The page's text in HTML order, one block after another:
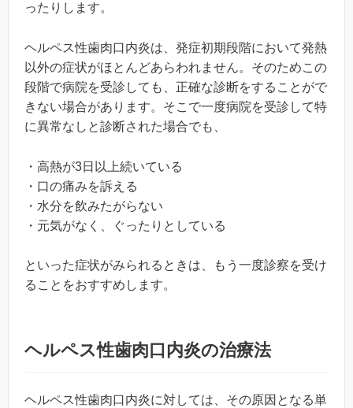
ったりします。
ヘルペス性歯肉口内炎は、発症初期段階において発熱
以外の症状がほとんどあらわれません。そのためこの
段階で病院を受診しても、正確な診断をすることがで
きない場合があります。そこで一度病院を受診して特
に異常なしと診断された場合でも、
・高熱が3日以上続いている
・口の痛みを訴える
・水分を飲みたがらない
・元気がなく、ぐったりとしている
といった症状がみられるときは、もう一度診察を受け
ることをおすすめします。
ヘルペス性歯肉口内炎の治療法
ヘルペス性歯肉口内炎に対しては、その原因となる単